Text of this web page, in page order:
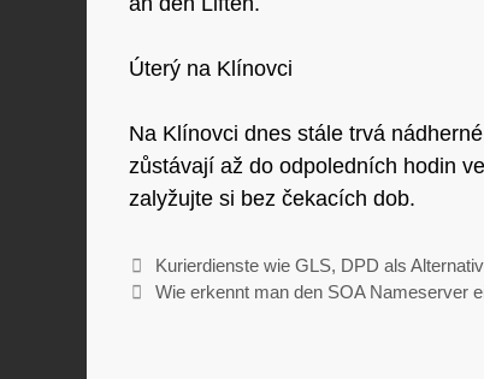
Úterý na Klínovci
Na Klínovci dnes stále trvá
zůstávají až do odpoledních hodin
zalyžujte si bez čekacích dob.
Kurierdienste wie GLS, DPD als
Wie erkennt man den SOA Nameserver